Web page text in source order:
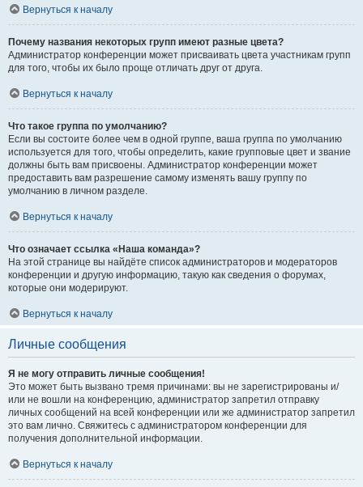
Вернуться к началу
Почему названия некоторых групп имеют разные цвета?
Администратор конференции может присваивать цвета участникам групп
для того, чтобы их было проще отличать друг от друга.
Вернуться к началу
Что такое группа по умолчанию?
Если вы состоите более чем в одной группе, ваша группа по умолчанию
используется для того, чтобы определить, какие групповые цвет и звание
должны быть вам присвоены. Администратор конференции может
предоставить вам разрешение самому изменять вашу группу по
умолчанию в личном разделе.
Вернуться к началу
Что означает ссылка «Наша команда»?
На этой странице вы найдёте список администраторов и модераторов
конференции и другую информацию, такую как сведения о форумах,
которые они модерируют.
Вернуться к началу
Личные сообщения
Я не могу отправить личные сообщения!
Это может быть вызвано тремя причинами: вы не зарегистрированы и/
или не вошли на конференцию, администратор запретил отправку
личных сообщений на всей конференции или же администратор запретил
это вам лично. Свяжитесь с администратором конференции для
получения дополнительной информации.
Вернуться к началу